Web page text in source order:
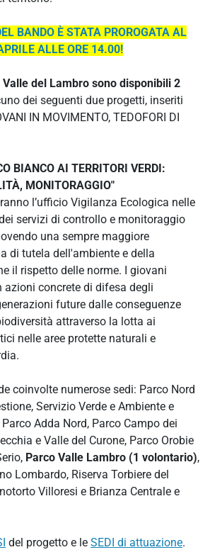
BANDO È STATA PROROGATA AL
ALLE ORE 14.00!
Valle del Lambro sono disponibili 2
dei seguenti due progetti, inseriti
IN MOVIMENTO, TEDOFORI DI
BIANCO AI TERRITORI VERDI:
MONITORAGGIO"
l’ufficio Vigilanza Ecologica nelle
servizi di controllo e monitoraggio
una sempre maggiore
di tutela dell'ambiente e della
il rispetto delle norme. I giovani
concrete di difesa degli
future dalle conseguenze
attraverso la lotta ai
nelle aree protette naturali e
coinvolte numerose sedi: Parco Nord
Servizio Verde e Ambiente e
Adda Nord, Parco Campo dei
e Valle del Curone, Parco Orobie
Parco Valle Lambro (1 volontario),
Lombardo, Riserva Torbiere del
Villoresi e Brianza Centrale e
del progetto e le SEDI di attuazione.